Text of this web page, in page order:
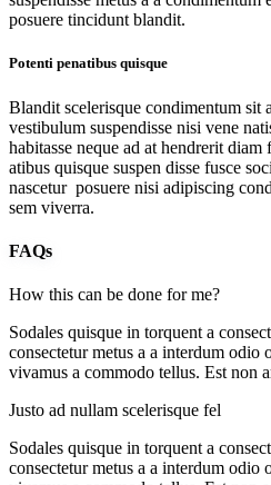
posuere tincidunt blandit.
Potenti penatibus quisque
Blandit scelerisque condimentum sit
vestibulum suspendisse nisi vene
habitasse neque ad at hendrerit diam
atibus quisque suspen disse fusce
nascetur posuere nisi adipiscing
sem viverra.
FAQs
How this can be done for me?
Sodales quisque in torquent a
consectetur metus a a interdum odio
vivamus a commodo tellus. Est non
Justo ad nullam scelerisque fel
Sodales quisque in torquent a
consectetur metus a a interdum odio